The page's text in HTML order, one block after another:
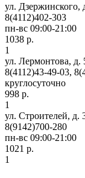
ул. Дзержинского,
8(4112)402-303
пн-вс 09:00-21:00
1038 р.
1
ул. Лермонтова, д.
8(4112)43-49-03,
круглосуточно
998 р.
1
ул. Строителей, д.
8(9142)700-280
пн-вс 09:00-21:00
1021 р.
1